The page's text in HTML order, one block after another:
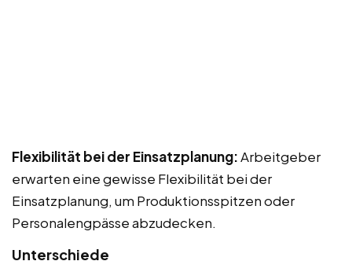
Flexibilität bei der Einsatzplanung:Arbeitgeber
erwarten eine gewisse Flexibilität bei der
Einsatzplanung, um Produktionsspitzen oder
Personalengpässe abzudecken.
Unterschiede